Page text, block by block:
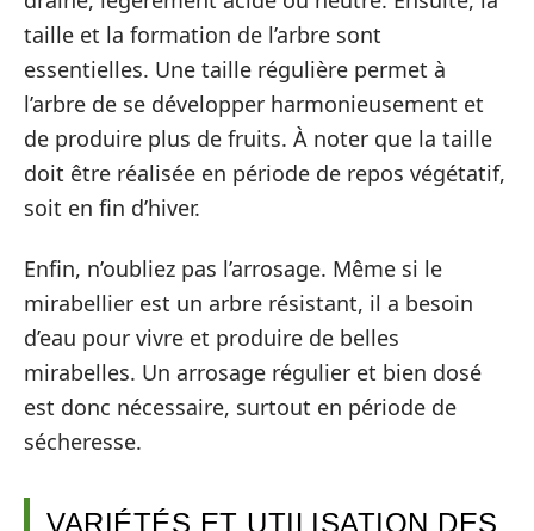
taille et la formation de l’arbre sont
essentielles. Une taille régulière permet à
l’arbre de se développer harmonieusement et
de produire plus de fruits. À noter que la taille
doit être réalisée en période de repos végétatif,
soit en fin d’hiver.
Enfin, n’oubliez pas l’arrosage. Même si le
mirabellier est un arbre résistant, il a besoin
d’eau pour vivre et produire de belles
mirabelles. Un arrosage régulier et bien dosé
est donc nécessaire, surtout en période de
sécheresse.
VARIÉTÉS ET UTILISATION DES